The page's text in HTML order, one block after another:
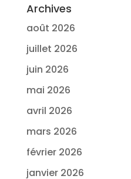
Archives
août 2026
juillet 2026
juin 2026
mai 2026
avril 2026
mars 2026
février 2026
janvier 2026